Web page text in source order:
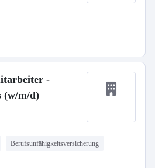
-
(w/m/d)
Berufsunfähigkeitsversicherung